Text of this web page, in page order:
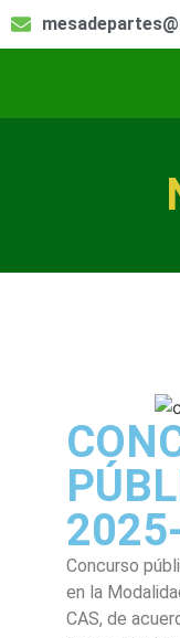
Concurso
en la
CAS, de